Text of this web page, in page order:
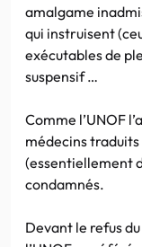
amalgame
qui instruisent
exécutables de
suspensif …
Comme l’UNOF
médecins
(essentiellement
condamnés.
Devant le refus